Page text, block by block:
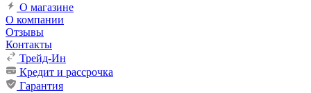
О магазине
О компании
Отзывы
Контакты
Трейд-Ин
Кредит и рассрочка
Гарантия